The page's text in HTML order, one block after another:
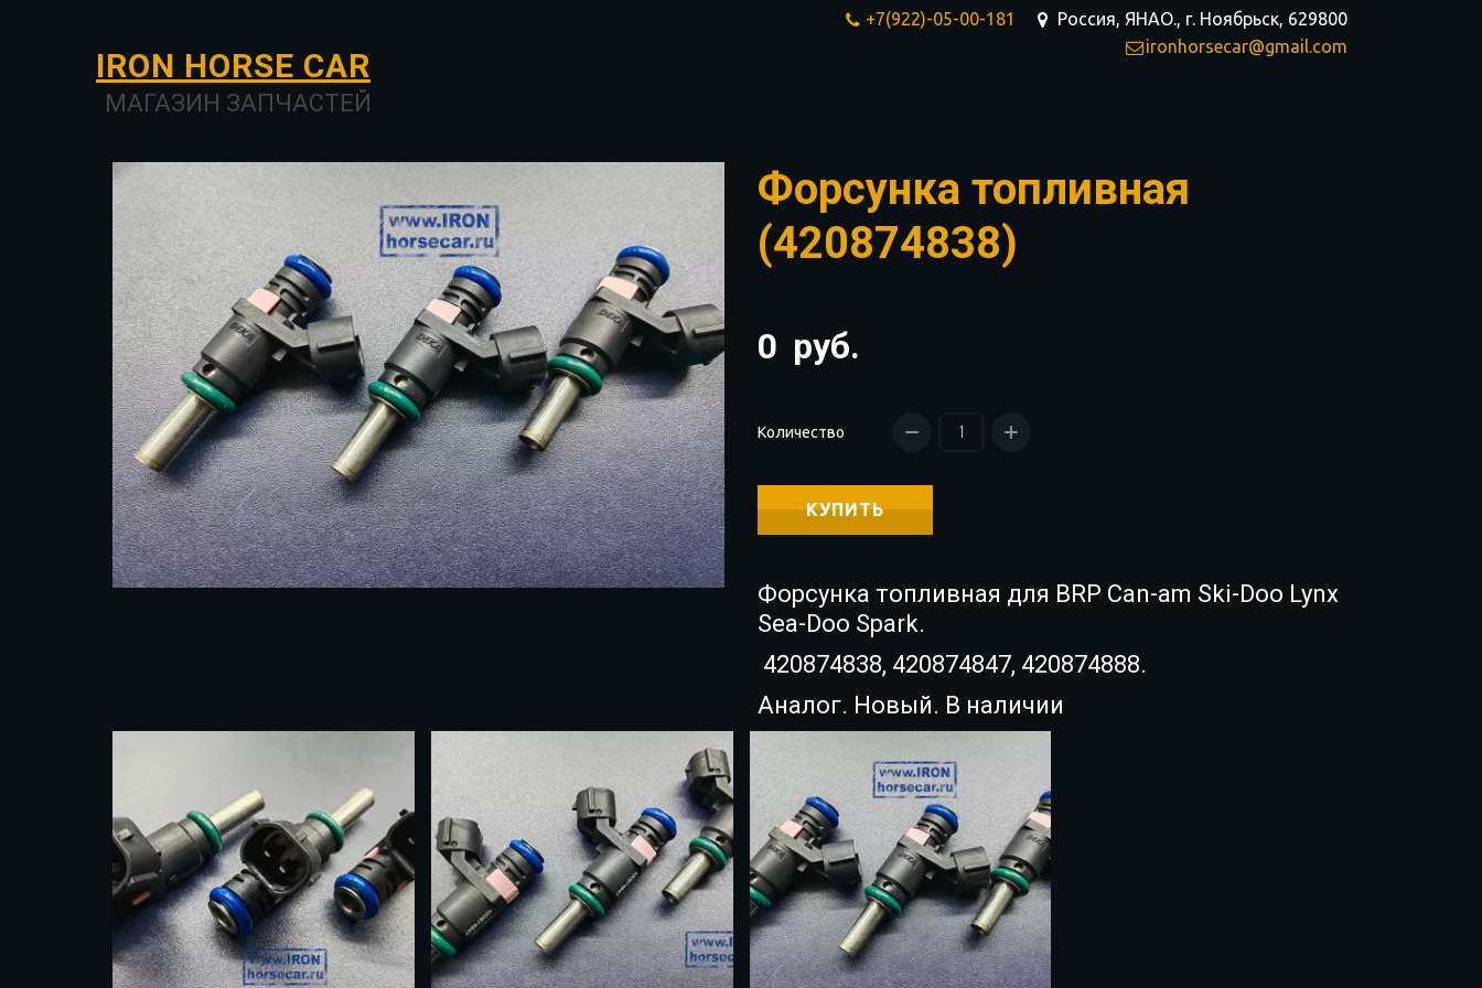
I­­RON HORSE ­­­­­­CAR
МАГАЗИН ЗАПЧАСТЕЙ
Россия, ЯНАО., г. Ноябрьск, 629800
+7(922)-05-00-181
ironhorsecar@gmail.com
Форсунка топливная
(420874838)
0 руб.
Количество
КУПИТЬ
Форсунка топливная для BRP Can-am Ski-Doo Lynx
Sea-Doo Spark.
420874838, 420874847, 420874888.
Аналог. Новый. В наличии